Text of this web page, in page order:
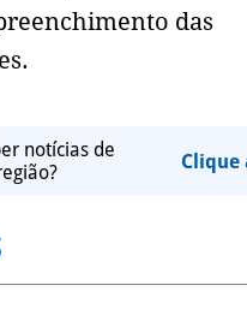
das
notícias de
Clique